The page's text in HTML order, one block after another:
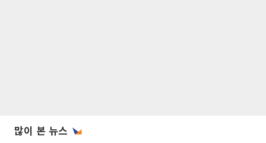
많이 본 뉴스